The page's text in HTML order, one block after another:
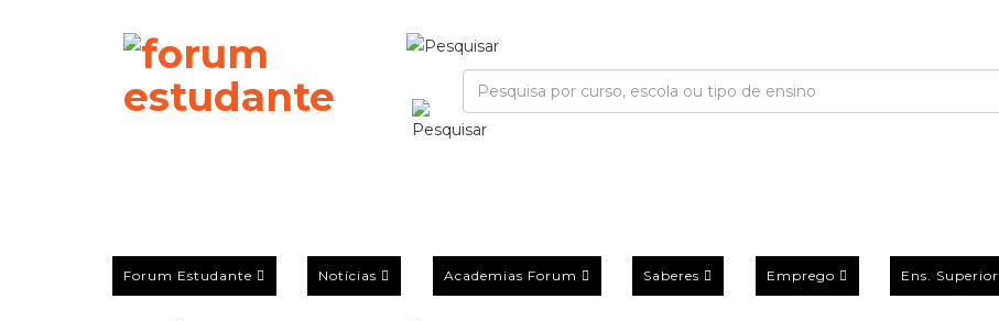
Forum Estudante Notícias Academias Forum Saberes Emprego Ens. Superior